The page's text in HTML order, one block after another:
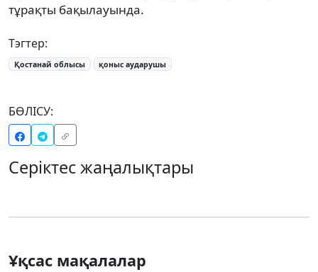
тұрақты бақылауында.
Тэгтер:
Қостанай облысы қоныс аударушы
БӨЛІСУ:
Серіктес жаңалықтары
Ұқсас мақалалар